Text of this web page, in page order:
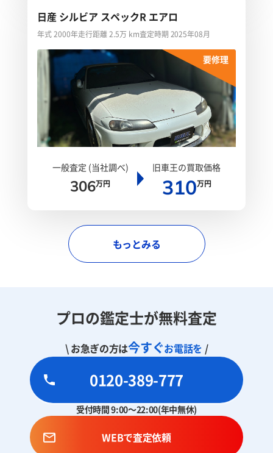
日産 シルビア スペックR エアロ
年式 2000年走行距離 2.5万 km査定時期 2025年08月
要修理
一般査定 (当社調べ)
306万円
旧車王の買取価格
310万円
もっとみる
プロの鑑定士が無料査定
\ お急ぎの方は今すぐお電話を /
0120-389-777
受付時間 9:00～22:00(年中無休)
WEBで査定依頼